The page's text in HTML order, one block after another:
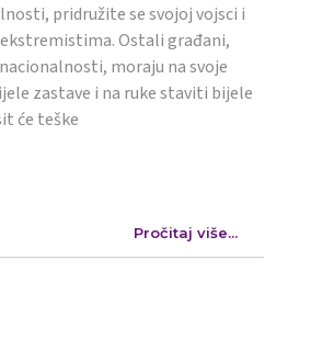
pridružite se svojoj vojsci i
Ostali građani,
moraju na svoje
zastave i na ruke staviti bijele
će teške
Pročitaj više...